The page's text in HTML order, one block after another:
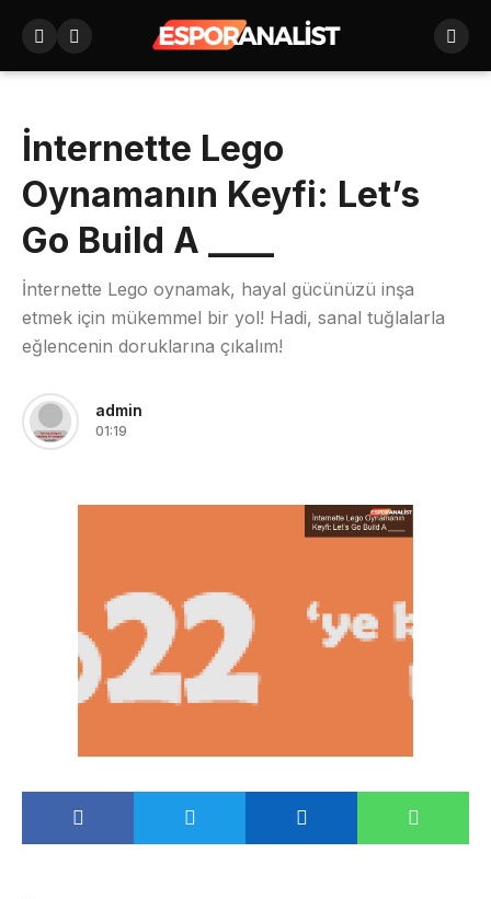
İnternette Lego
Oynamanın Keyfi: Let’s
Go Build A ____
İnternette Lego oynamak, hayal gücünüzü inşa
etmek için mükemmel bir yol! Hadi, sanal tuğlalarla
eğlencenin doruklarına çıkalım!
admin
01:19